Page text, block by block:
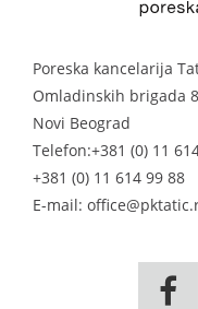
Poreska kancelarija
Omladinskih brigada
Novi Beograd
Telefon:+381 (0) 11
+381 (0) 11 614 99 88
E-mail:
